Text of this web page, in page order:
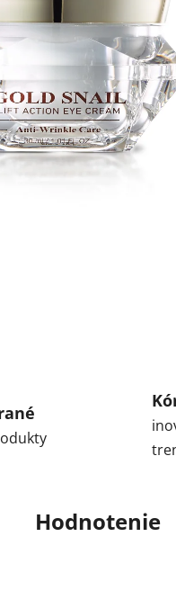
Hodnotenie